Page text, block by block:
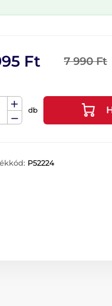
7 990 Ft
Ft
db
P52224